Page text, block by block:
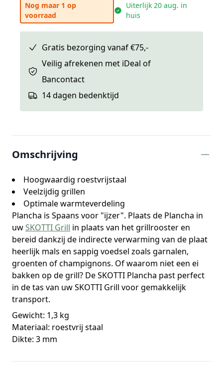
Nog maar 1 op
voorraad
Uiterlijk 20 aug. in
huis
Gratis bezorging vanaf €75,-
Veilig afrekenen met iDeal of
Bancontact
14 dagen bedenktijd
Omschrijving
Hoogwaardig roestvrijstaal
Veelzijdig grillen
Optimale warmteverdeling
Plancha is Spaans voor "ijzer". Plaats de Plancha in
uwSKOTTI Grill in plaats van het grillrooster en
bereid dankzij de indirecte verwarming van de plaat
heerlijk mals en sappig voedsel zoals garnalen,
groenten of champignons. Of waarom niet een ei
bakken op de grill? De SKOTTI Plancha past perfect
in de tas van uw SKOTTI Grill voor gemakkelijk
transport.
Gewicht: 1,3 kg
Materiaal: roestvrij staal
Dikte: 3 mm